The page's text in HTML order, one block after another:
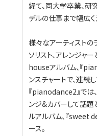
経て、同大学卒業、研
デルの仕事まで幅広く
様々なアーティストの
ソリスト、アレンジャ
houseアルバム、『
ンスチャートで、連続
『pianodance2』で
ンジ&カバーして話題
ルアルバム、『sweet
ース。